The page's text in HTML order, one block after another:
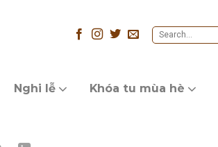
Nghi lễ Khóa tu mùa hè